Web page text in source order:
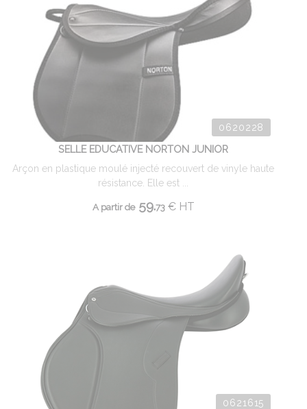
0620228
SELLE EDUCATIVE NORTON JUNIOR
Arçon en plastique moulé injecté recouvert de vinyle haute
résistance. Elle est ...
A partir de59.73 €HT
0621615